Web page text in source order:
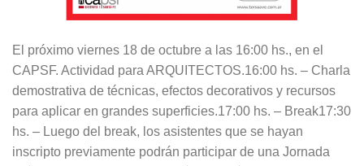
El próximo viernes 18 de octubre a las 16:00 hs., en el
CAPSF. Actividad para ARQUITECTOS.16:00 hs. – Charla
demostrativa de técnicas, efectos decorativos y recursos
para aplicar en grandes superficies.17:00 hs. – Break17:30
hs. – Luego del break, los asistentes que se hayan
inscripto previamente podrán participar de una Jornada